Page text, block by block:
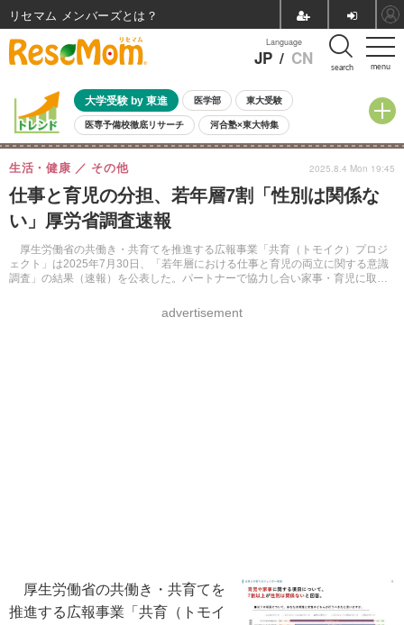
menu
Language
JP / CN search
大学受験 by 東進 医学部 東大受験
医専予備校徹底リサーチ 河合塾×東大特集
親子で考える大学選び 高校受験 中学受験 小学校受験
共通テスト 夏休み
8月開催イベント・WS 全国公立高校 過去問 人気記事
自由研究教材（小学生向け） 自由研究教材（中学生向け）
仕事と育児の分担、若年層7割「性別は関係な
い」厚労省調査速報
厚生労働省の共働き・共育てを推進する広報事業「共育（トモイク）プロジ
ェクト」は2025年7月30日、「若年層における仕事と育児の両立に関する意識
調査」の結果（速報）を公表した。パートナーで協力し合い家事・育児に取り
生活・健康 その他
advertisement
2025.8.4 Mon 19:45
厚生労働省の共働き・共育てを
推進する広報事業「共育（トモイ
リセマム メンバーズ